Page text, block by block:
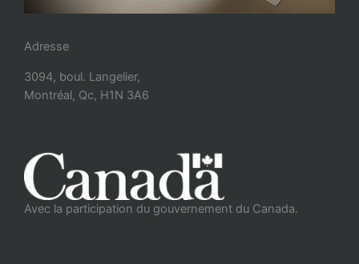
Adresse
3094, boul. Langelier,
Montréal, Qc, H1N 3A6
Avec la participation du gouvernement du Canada.